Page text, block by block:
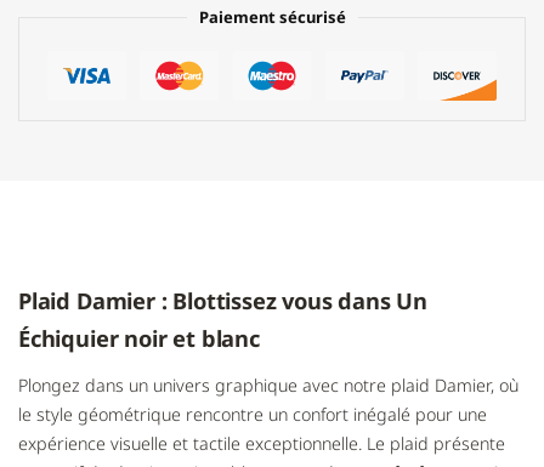
Paiement sécurisé
Plaid Damier : Blottissez vous dans Un
Échiquier noir et blanc
Plongez dans un univers graphique avec notre plaid Damier, où
le style géométrique rencontre un confort inégalé pour une
expérience visuelle et tactile exceptionnelle. Le plaid présente